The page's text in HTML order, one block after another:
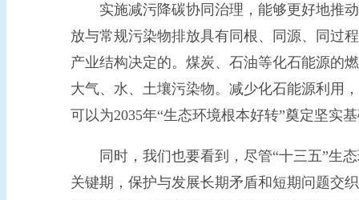
实施减污降碳协同治理，能够更好地推动
放与常规污染物排放具有同根、同源、同过
产业结构决定的。煤炭、石油等化石能源的
大气、水、土壤污染物。减少化石能源利用
可以为2035年“生态环境根本好转”奠定坚实
同时，我们也要看到，尽管“十三五”生态
关键期，保护与发展长期矛盾和短期问题交